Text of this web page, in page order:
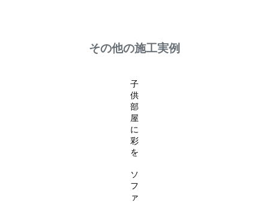
その他の施工実例
子
供
部
屋
に
彩
を
ソ
フ
ァ